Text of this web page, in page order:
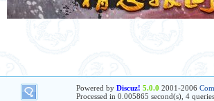
Powered by Discuz! 5.0.0 2001-2006
Processed in 0.005865 second(s), 4